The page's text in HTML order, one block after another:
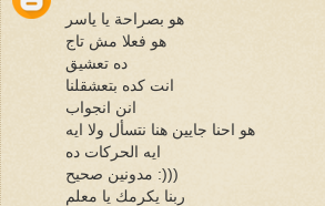
هو بصراحة يا ياسر
هو فعلا مش تاج
ده تعشيق
انت كده بتعشقلنا
انن انجواب
هو احنا جايين هنا نتسأل ولا ايه
ايه الحركات ده
مدونين صحيح :)))
ربنا يكرمك يا معلم